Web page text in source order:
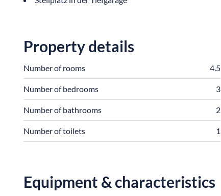
Property details
Number of rooms 4.5
Number of bedrooms 3
Number of bathrooms 2
Number of toilets 1
Equipment & characteristics